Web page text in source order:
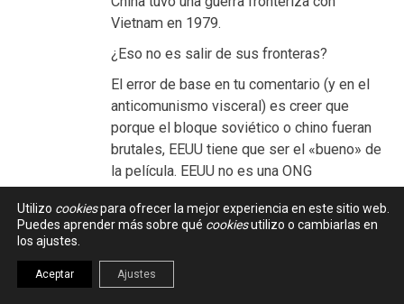
Vietnam en 1979.
¿Eso no es salir de sus fronteras?
El error de base en tu comentario (y en el
anticomunismo visceral) es creer que
porque el bloque soviético o chino fueran
brutales, EEUU tiene que ser el «bueno» de
la película. EEUU no es una ONG
humanitaria; es una superpotencia que
actúa por interés. Ha derrocado gobiernos
democráticos (Irán 53, Chile 73, Operación
Cóndor), ha bombardeado países enteros
(Vietnam, Laos, Camboya) y ha apoyado
Utilizo cookiespara ofrecer la mejor experiencia en este sitio web.
Puedes aprender más sobre qué cookiesutilizo o cambiarlas en
los ajustes.
Aceptar Ajustes